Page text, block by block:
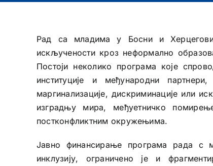
Рад са младима у Босни и
искључености кроз неформално
Постоји неколико програма које
институције и међународни
маргинализације, дискриминације или
изградњу мира, међуетничко
постконфликтним окружењима.
Јавно финансирање програма рада с
инклузију, ограничено је и